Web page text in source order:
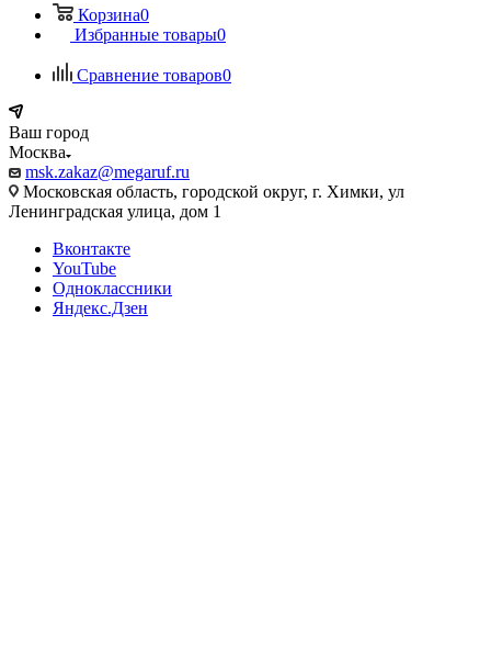
Корзина0
Избранные товары0
Сравнение товаров0
Ваш город
Москва
msk.zakaz@megaruf.ru
Московская область, городской округ, г. Химки, ул
Ленинградская улица, дом 1
Вконтакте
YouTube
Одноклассники
Яндекс.Дзен